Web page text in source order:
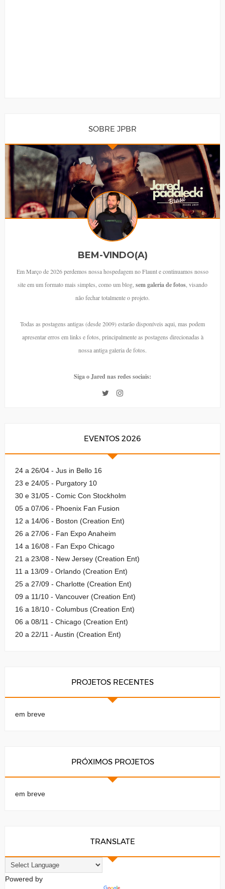
SOBRE JPBR
BEM-VINDO(A)
Em Março de 2026 perdemos nossa hospedagem no Flaunt e continuamos nosso
site em um formato mais simples, como um blog, sem galeria de fotos , visando
não fechar totalmente o projeto.
Todas as postagens antigas (desde 2009) estarão disponíveis aqui, mas podem
apresentar erros em links e fotos, principalmente as postagens direcionadas à
nossa antiga galeria de fotos.
Siga o Jared nas redes sociais:
EVENTOS 2026
24 a 26/04 - Jus in Bello 16
23 e 24/05 - Purgatory 10
30 e 31/05 - Comic Con Stockholm
05 a 07/06 - Phoenix Fan Fusion
12 a 14/06 - Boston (Creation Ent)
26 a 27/06 - Fan Expo Anaheim
14 a 16/08 - Fan Expo Chicago
21 a 23/08 - New Jersey (Creation Ent)
11 a 13/09 - Orlando (Creation Ent)
25 a 27/09 - Charlotte (Creation Ent)
09 a 11/10 - Vancouver (Creation Ent)
16 a 18/10 - Columbus (Creation Ent)
06 a 08/11 - Chicago (Creation Ent)
20 a 22/11 - Austin (Creation Ent)
PROJETOS RECENTES
em breve
PRÓXIMOS PROJETOS
em breve
TRANSLATE
Powered by